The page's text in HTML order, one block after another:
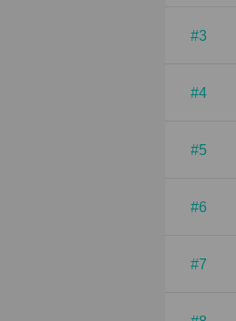
#3
#4
#5
#6
#7